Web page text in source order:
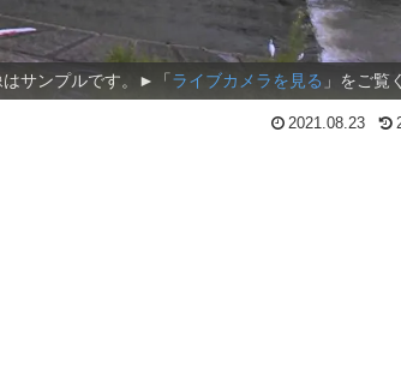
サンプルです。►「 ライブカメラを見る 」をご覧
2021.08.23